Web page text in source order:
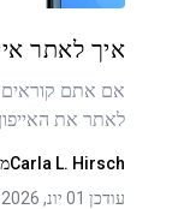
איך לאתר
אם אתם
לאתר את
Carla L. Hirsch
עודכן 01 יונ, 2026